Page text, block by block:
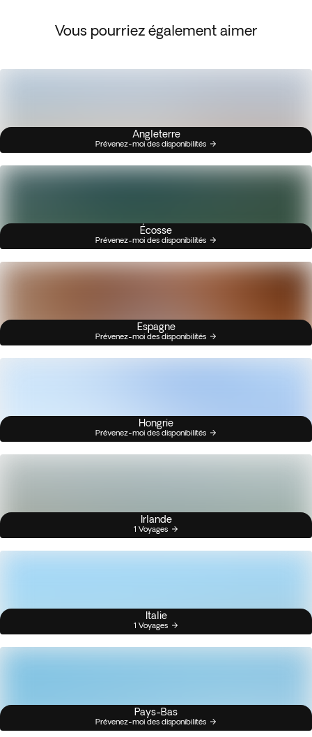
Vous pourriez également aimer
Angleterre
Prévenez-moi des disponibilités
Écosse
Prévenez-moi des disponibilités
Espagne
Prévenez-moi des disponibilités
Hongrie
Prévenez-moi des disponibilités
Irlande
1 Voyages
Italie
1 Voyages
Pays-Bas
Prévenez-moi des disponibilités